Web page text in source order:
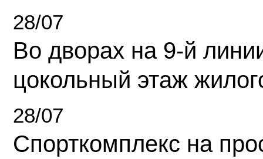
28/07
Во дворах на 9-й
цокольный этаж
28/07
Спорткомплекс на